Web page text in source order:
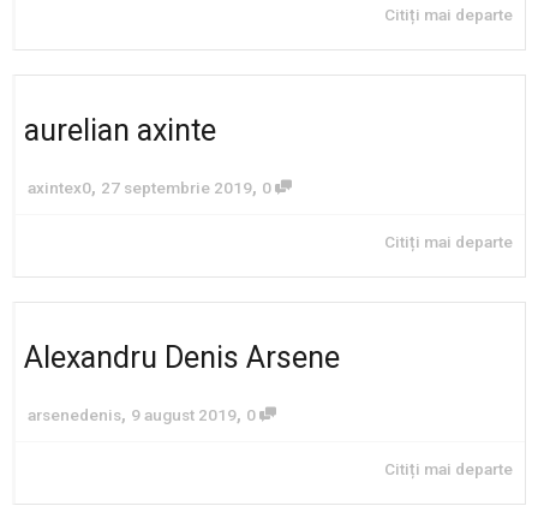
Citiți mai departe
aurelian axinte
axintex0, 27 septembrie 2019, 0
Citiți mai departe
Alexandru Denis Arsene
arsenedenis, 9 august 2019, 0
Citiți mai departe